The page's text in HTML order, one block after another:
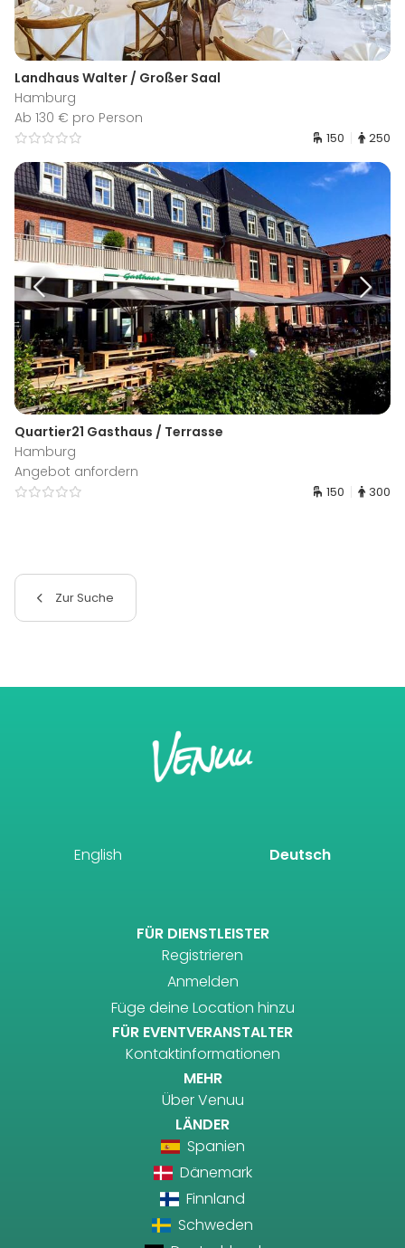
Landhaus Walter / Großer Saal
Hamburg
Ab 130 € pro Person
150 250
Quartier21 Gasthaus / Terrasse
Hamburg
Angebot anfordern
150 300
Zur Suche
English Deutsch
FÜR DIENSTLEISTER
Registrieren
Anmelden
Füge deine Location hinzu
FÜR EVENTVERANSTALTER
Kontaktinformationen
MEHR
Über Venuu
LÄNDER
Spanien
Dänemark
Finnland
Schweden